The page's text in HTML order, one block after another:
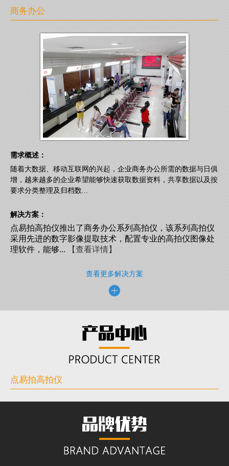
商务办公
需求概述：
随着大数据、移动互联网的兴起，企业商务办公所需的数据与日俱
增，越来越多的企业希望能够快速获取数据资料，共享数据以及按
要求分类整理及归档数...
解决方案：
点易拍高拍仪推出了商务办公系列高拍仪，该系列高拍仪
采用先进的数字影像提取技术，配置专业的高拍仪图像处
理软件，能够...【查看详情】
查看更多解决方案
点易拍高拍仪